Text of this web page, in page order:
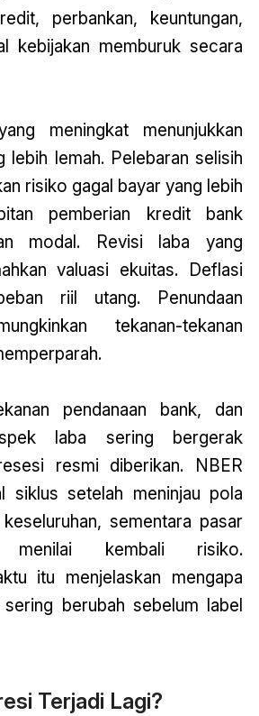
perbankan, keuntungan,
kebijakan memburuk secara
meningkat menunjukkan
lebih lemah. Pelebaran selisih
risiko gagal bayar yang lebih
pemberian kredit bank
modal. Revisi laba yang
valuasi ekuitas. Deflasi
riil utang. Penundaan
tekanan-tekanan
pendanaan bank, dan
laba sering bergerak
resmi diberikan. NBER
siklus setelah meninjau pola
sementara pasar
menilai kembali risiko.
itu menjelaskan mengapa
sering berubah sebelum label
Terjadi Lagi?